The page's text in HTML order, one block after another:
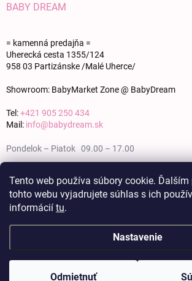
Tento web používa súbory cookie.
tohto webu vyjadrujete súhlas s ich
informácií tu.
Nastavenie
Odmietnuť
BABY DREAM
= kamenná predajňa =
Uherecká cesta 1355/124
958 03 Partizánske /Malé Uherce/
Showroom: BabyMarket Zone @ BabyDream
Tel:+421 905 250 434
Mail: info@babydream.sk
Pondelok – Piatok 09.00 – 17.00
Nedeľa zatvorené
Copyright 2026BABY DREAM. Všetky práva